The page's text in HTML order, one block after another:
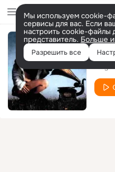
Мы используем cookie-
сервисы для вас. Если
настроить cookie-файлы
представитель. Больше
Разрешить все